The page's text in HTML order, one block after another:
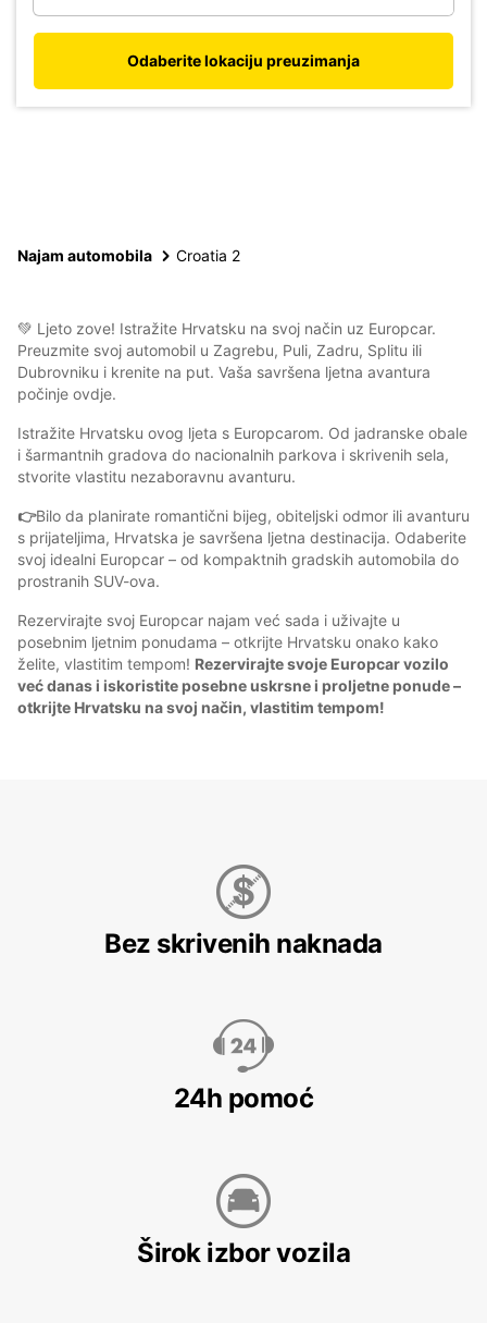
Odaberite lokaciju preuzimanja
Najam automobila Croatia 2
💚 Ljeto zove! Istražite Hrvatsku na svoj način uz Europcar.
Preuzmite svoj automobil u Zagrebu, Puli, Zadru, Splitu ili
Dubrovniku i krenite na put. Vaša savršena ljetna avantura
počinje ovdje.
Istražite Hrvatsku ovog ljeta s Europcarom. Od jadranske obale
i šarmantnih gradova do nacionalnih parkova i skrivenih sela,
stvorite vlastitu nezaboravnu avanturu.
👉Bilo da planirate romantični bijeg, obiteljski odmor ili avanturu
s prijateljima, Hrvatska je savršena ljetna destinacija. Odaberite
svoj idealni Europcar – od kompaktnih gradskih automobila do
prostranih SUV-ova.
Rezervirajte svoj Europcar najam već sada i uživajte u
posebnim ljetnim ponudama – otkrijte Hrvatsku onako kako
želite, vlastitim tempom! Rezervirajte svoje Europcar vozilo
već danas i iskoristite posebne uskrsne i proljetne ponude –
otkrijte Hrvatsku na svoj način, vlastitim tempom!
Bez skrivenih naknada
24h pomoć
Širok izbor vozila